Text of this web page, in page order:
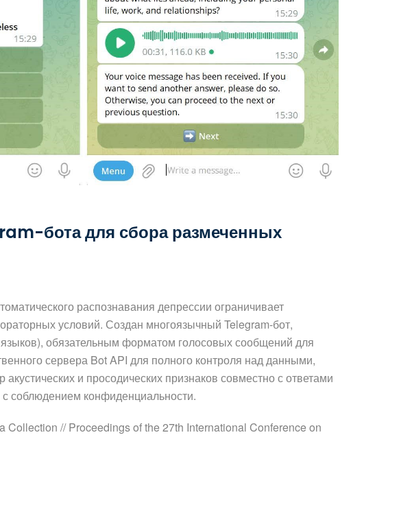
бота для сбора размеченных
распознавания депрессии ограничивает
условий. Создан многоязычный Telegram-бот,
обязательным форматом голосовых сообщений для
сервера Bot API для полного контроля над данными,
и просодических признаков совместно с ответами
с соблюдением конфиденциальности.
// Proceedings of the 27th International Conference on